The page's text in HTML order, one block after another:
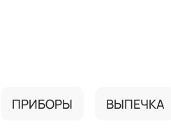
ПРИБОРЫ ВЫПЕЧКА